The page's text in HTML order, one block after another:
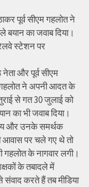
पूर्व सीएम गहलोत ने
का जवाब दिया।
स्टेशन पर
और पूर्व सीएम
ने अपनी आदत के
से गत 30 जुलाई को
का भी जवाब दिया।
और उनके समर्थक
पर चले गए थे तो
गहलोत के नागवार लगी।
के तबादले में
संवाद करते हैं तब मीडिया